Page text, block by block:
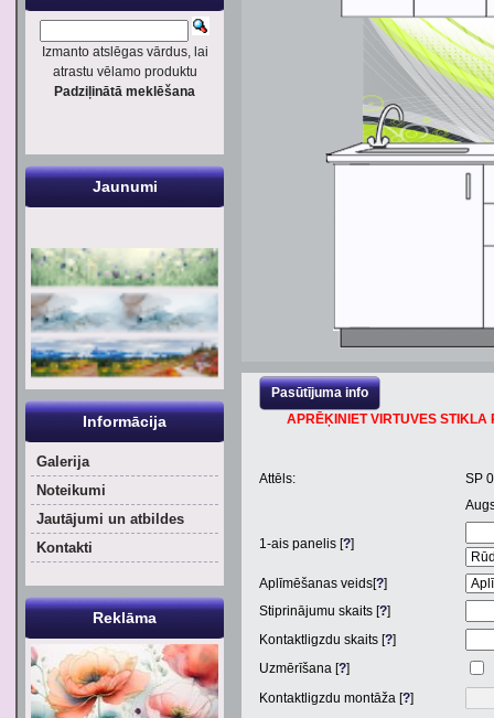
Pasūtījuma info
APRĒĶINIET VIRTUVES
Attēls:
SP
1-ais panelis [?]
Aplīmēšanas veids[?]
Stiprinājumu skaits [?]
Kontaktligzdu skaits [?]
Uzmērīšana [?]
Kontaktligzdu montāža [?]
Izmanto atslēgas vārdus, lai
atrastu vēlamo produktu
Padziļinātā meklēšana
Jaunumi
Informācija
Galerija
Noteikumi
Jautājumi un atbildes
Kontakti
Reklāma